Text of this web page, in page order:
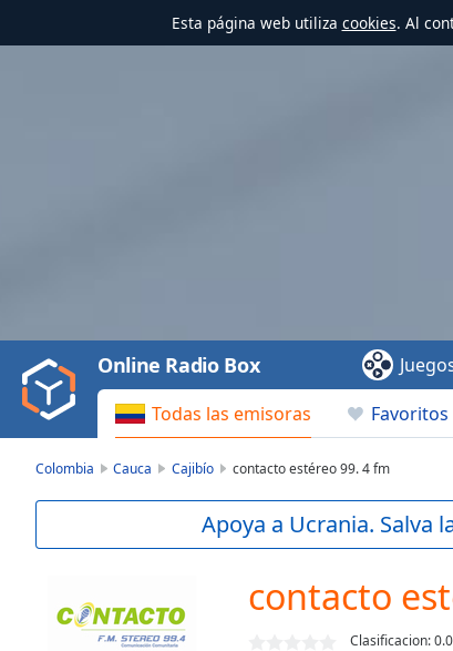
Esta página web utiliza cookies. Al
Video
Play
Backward
Skip
Current
:
Todas las emisoras Favoritos
Online Radio Box
Colombia Cauca Cajibío contacto estéreo 99. 4 fm
Apoya a Ucrania. Salva
contacto
Clasificacion:0.0